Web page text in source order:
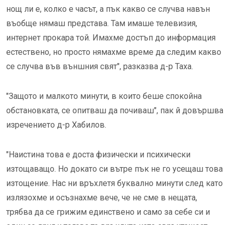
нощ ли е, колко е часът, а пък какво се случва навън
въобще нямаш представа. Там имаше телевизия,
интернет прокара той. Имахме достъп до информация
естествено, но просто нямахме време да следим какво
се случва във външния свят", разказва д-р Таха.
"Защото и малкото минути, в които беше спокойна
обстановката, се опитваш да почиваш", пак й довършва
изречението д-р Хабилов.
"Наистина това е доста физически и психически
изтощаващо. Но докато си вътре пък не го усещаш това
изтощение. Нас ни връхлетя буквално минути след като
излязохме и осъзнахме вече, че не сме в нещата,
трябва да се грижим единствено и само за себе си и